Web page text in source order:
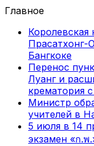
Главное
Королевская
Прасатхонг-
Бангкоке
Перенос
Луанг и
крематория с
Министр
учителей в
5 июля в 14
экзамен «ก.